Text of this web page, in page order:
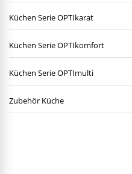
Küchen Serie OPTIkarat
Küchen Serie OPTIkomfort
Küchen Serie OPTImulti
Zubehör Küche